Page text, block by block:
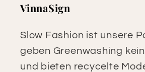
VinnaSign
Slow Fashion ist unsere
geben Greenwashing
und bieten recycelte